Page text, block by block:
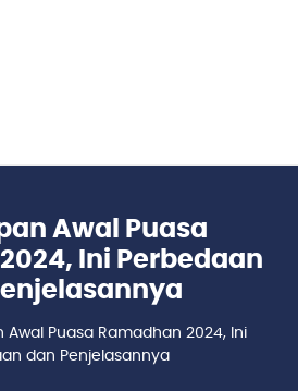
Awal Puasa
Ini Perbedaan
Awal Puasa Ramadhan 2024, Ini
dan Penjelasannya